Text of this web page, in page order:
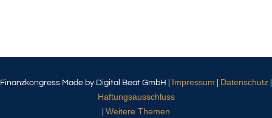
Finanzkongress Made by Digital Beat GmbH | Impressum Datenschutz
Haftungsausschluss
Weitere Themen